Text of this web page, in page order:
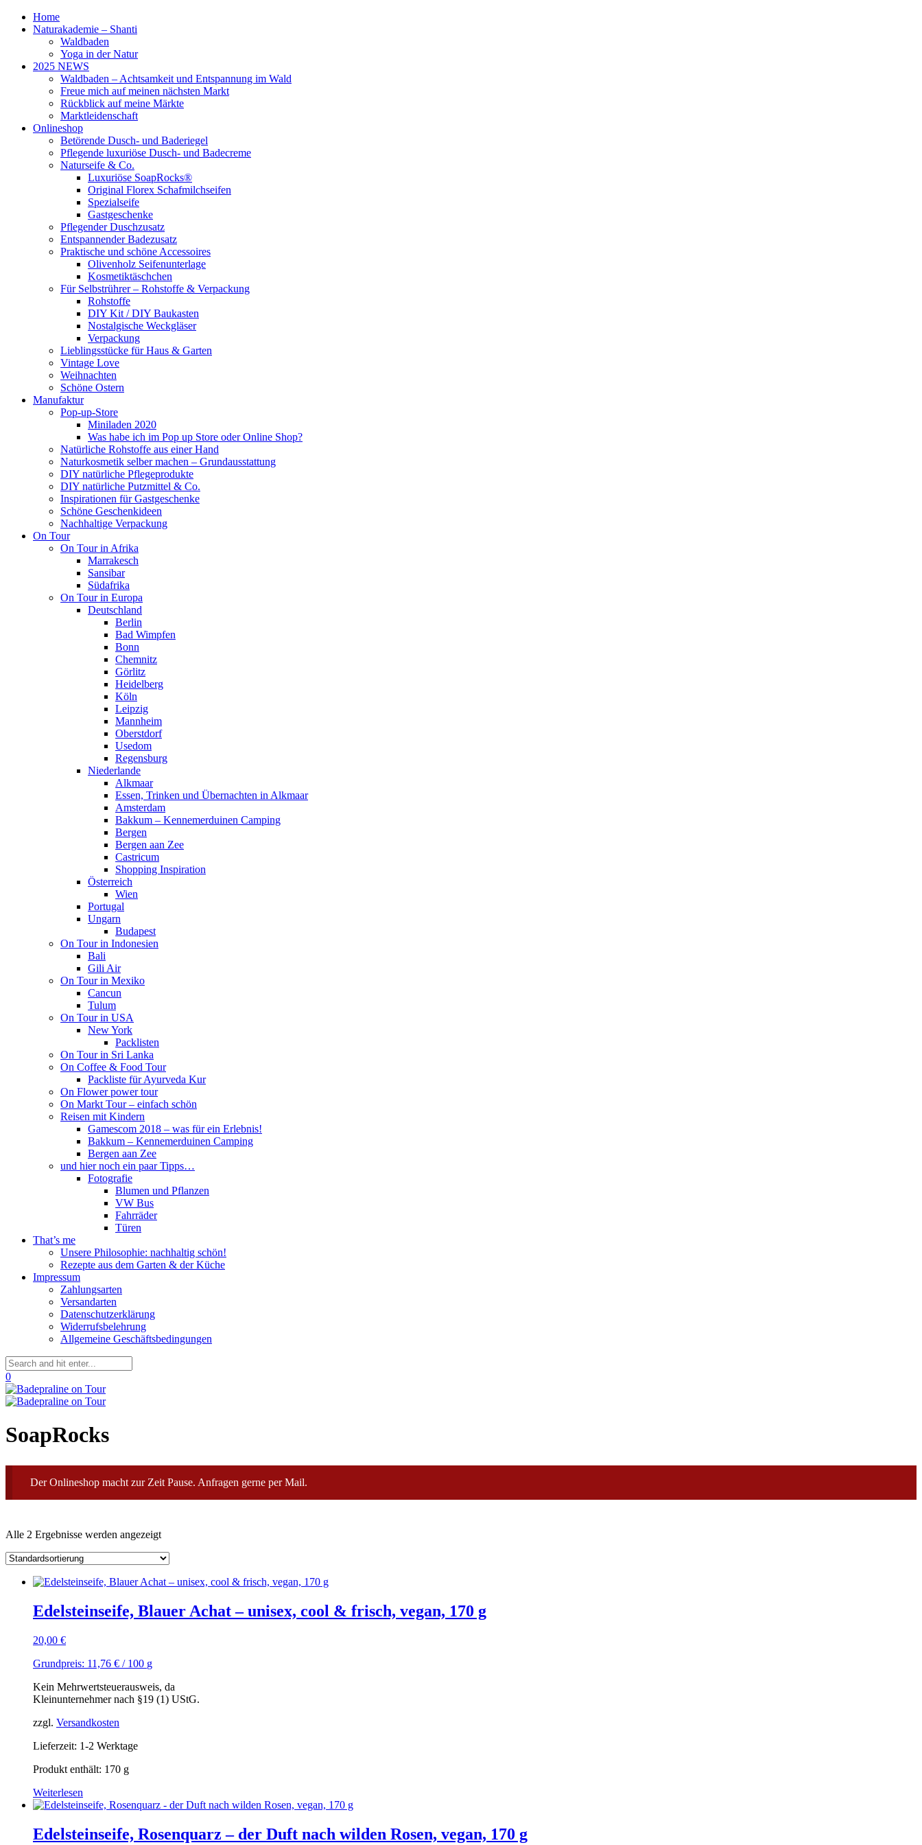
Home
Naturakademie – Shanti
Waldbaden
Yoga in der Natur
2025 NEWS
Waldbaden – Achtsamkeit und Entspannung im Wald
Freue mich auf meinen nächsten Markt
Rückblick auf meine Märkte
Marktleidenschaft
Onlineshop
Betörende Dusch- und Baderiegel
Pflegende luxuriöse Dusch- und Badecreme
Naturseife & Co.
Luxuriöse SoapRocks®
Original Florex Schafmilchseifen
Spezialseife
Gastgeschenke
Pflegender Duschzusatz
Entspannender Badezusatz
Praktische und schöne Accessoires
Olivenholz Seifenunterlage
Kosmetiktäschchen
Für Selbstrührer – Rohstoffe & Verpackung
Rohstoffe
DIY Kit / DIY Baukasten
Nostalgische Weckgläser
Verpackung
Lieblingsstücke für Haus & Garten
Vintage Love
Weihnachten
Schöne Ostern
Manufaktur
Pop-up-Store
Miniladen 2020
Was habe ich im Pop up Store oder Online Shop?
Natürliche Rohstoffe aus einer Hand
Naturkosmetik selber machen – Grundausstattung
DIY natürliche Pflegeprodukte
DIY natürliche Putzmittel & Co.
Inspirationen für Gastgeschenke
Schöne Geschenkideen
Nachhaltige Verpackung
On Tour
On Tour in Afrika
Marrakesch
Sansibar
Südafrika
On Tour in Europa
Deutschland
Berlin
Bad Wimpfen
Bonn
Chemnitz
Görlitz
Heidelberg
Köln
Leipzig
Mannheim
Oberstdorf
Usedom
Regensburg
Niederlande
Alkmaar
Essen, Trinken und Übernachten in Alkmaar
Amsterdam
Bakkum – Kennemerduinen Camping
Bergen
Bergen aan Zee
Castricum
Shopping Inspiration
Österreich
Wien
Portugal
Ungarn
Budapest
On Tour in Indonesien
Bali
Gili Air
On Tour in Mexiko
Cancun
Tulum
On Tour in USA
New York
Packlisten
On Tour in Sri Lanka
On Coffee & Food Tour
Packliste für Ayurveda Kur
On Flower power tour
On Markt Tour – einfach schön
Reisen mit Kindern
Gamescom 2018 – was für ein Erlebnis!
Bakkum – Kennemerduinen Camping
Bergen aan Zee
und hier noch ein paar Tipps…
Fotografie
Blumen und Pflanzen
VW Bus
Fahrräder
Türen
That’s me
Unsere Philosophie: nachhaltig schön!
Rezepte aus dem Garten & der Küche
Impressum
Zahlungsarten
Versandarten
Datenschutzerklärung
Widerrufsbelehrung
Allgemeine Geschäftsbedingungen
0
SoapRocks
Der Onlineshop macht zur Zeit Pause. Anfragen gerne per Mail.
Alle 2 Ergebnisse werden angezeigt
Edelsteinseife, Blauer Achat – unisex, cool & frisch, vegan, 170 g
20,00 €
Grundpreis: 11,76 € / 100 g
Kein Mehrwertsteuerausweis, da
Kleinunternehmer nach §19 (1) UStG.
zzgl. Versandkosten
Lieferzeit: 1-2 Werktage
Produkt enthält: 170 g
Weiterlesen
Edelsteinseife, Rosenquarz – der Duft nach wilden Rosen, vegan, 170 g